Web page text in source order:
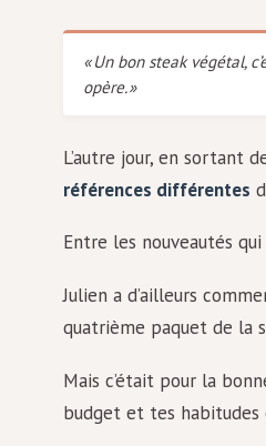
« Un bon steak végétal,
opère. »
L’autre jour, en sortant
références différentes
Entre les nouveautés
Julien a d’ailleurs
quatrième paquet de la
Mais c’était pour la
budget et tes habitudes